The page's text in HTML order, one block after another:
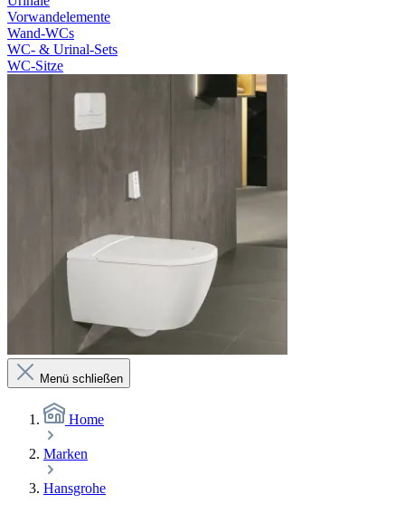
Vorwandelemente
Wand-WCs
WC- & Urinal-Sets
WC-Sitze
Menü schließen
Home
Marken
Hansgrohe